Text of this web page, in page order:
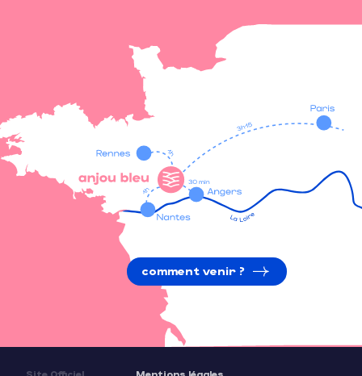
comment venir ?
Site Officiel Mentions légales